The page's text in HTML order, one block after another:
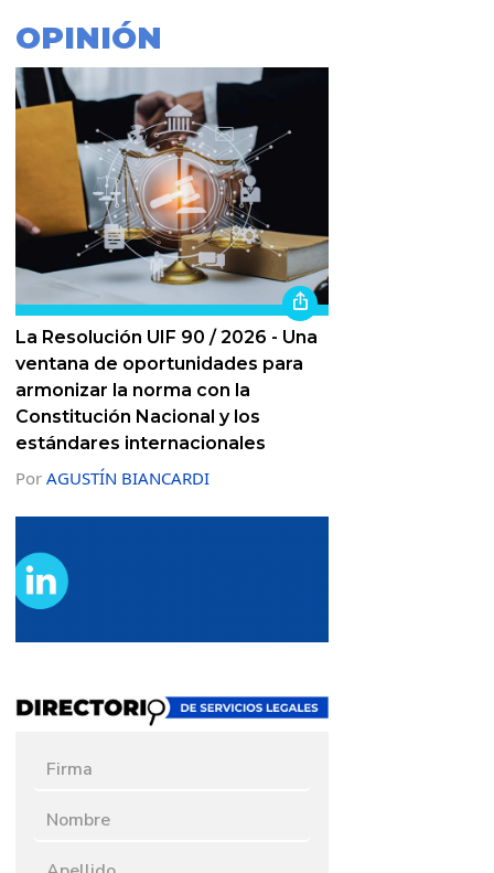
OPINIÓN
La Resolución UIF 90 / 2026 - Una
ventana de oportunidades para
armonizar la norma con la
Constitución Nacional y los
estándares internacionales
Por AGUSTÍN BIANCARDI